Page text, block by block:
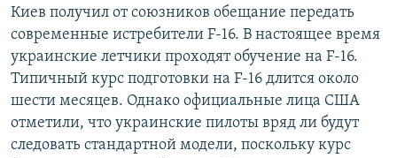
Киев получил от союзников обещание передать
современные истребители F-16. В настоящее время
украинские летчики проходят обучение на F-16.
Типичный курс подготовки на F-16 длится около
шести месяцев. Однако официальные лица США
отметили, что украинские пилоты вряд ли будут
следовать стандартной модели, поскольку курс